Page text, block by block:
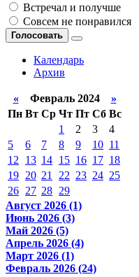
Встречал и получше
Совсем не понравился
Голосовать
Календарь
Архив
«Февраль 2024 »
Пн Вт Ср Чт Пт Сб Вс
1
2 3
4
5
6 7 8 9 10 11
12
13 14 15 16 17 18
19 20 21 22 23 24 25
26 27 28 29
Август 2026 (1)
Июнь 2026 (3)
Май 2026 (5)
Апрель 2026 (4)
Март 2026 (1)
Февраль 2026 (24)